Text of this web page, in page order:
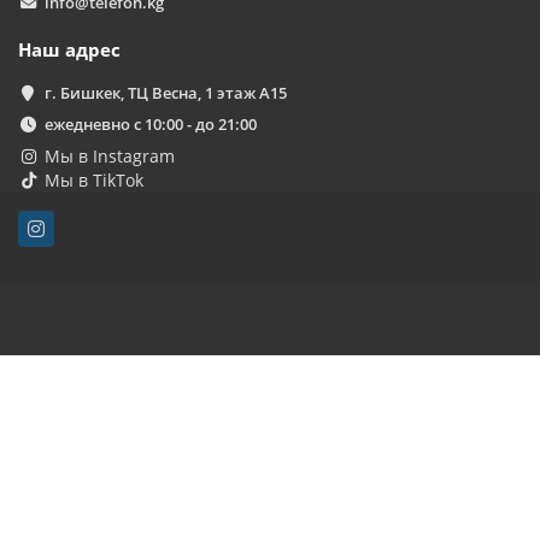
Наш адрес
г. Бишкек, ТЦ Весна, 1 этаж А15
ежедневно с 10:00 - до 21:00
Мы в Instagram
Мы в TikTok